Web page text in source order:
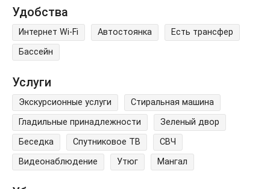
Удобства
Интернет Wi-Fi Автостоянка
Есть трансфер
Бассейн
Услуги
Экскурсионные услуги
Стиральная машина
Гладильные принадлежности
Зеленый двор
Беседка
Спутниковое ТВ
СВЧ
Видеонаблюдение
Утюг Мангал